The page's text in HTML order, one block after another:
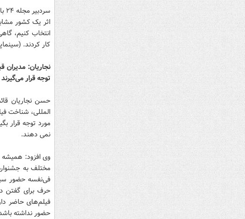
اثر یک کشور
انتخاب کنیم،
کار کردند. (سينماپرس، ۱۹
نجاریان: مدیران
توجه قرار می‌گیرند
حسن نجاریان
المللی، شناخت
مورد توجه قرار
نمی دهند.
وی افزود: همیشه
مختلف به
فی‌نفسه حضور
حرف برای گفتن
فیلم‌های حاضر
حضور نداشته